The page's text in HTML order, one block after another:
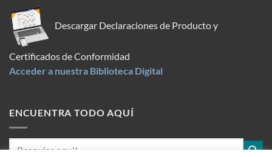
Descargar Declaraciones de Producto y
Certificados de Conformidad
Acceder a nuestra Biblioteca Digital
ENCUENTRA TODO AQUÍ